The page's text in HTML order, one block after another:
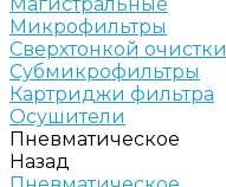
Микрофильтры
Сверхтонкой очистки
Субмикрофильтры
Картриджи фильтра
Осушители
Пневматическое
Назад